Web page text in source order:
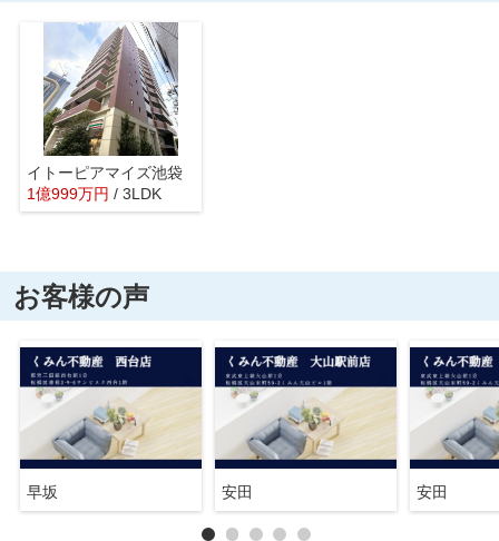
イトーピアマイズ池袋
1億999万円 / 3LDK
お客様の声
早坂 安田 安田